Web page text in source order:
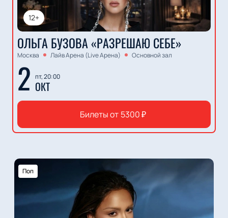
12+
ОЛЬГА БУЗОВА «РАЗРЕШАЮ СЕБЕ»
Москва Лайв Арена (Live Арена) Основной зал
2 пт, 20:00
ОКТ
Билеты от 5300₽
Поп